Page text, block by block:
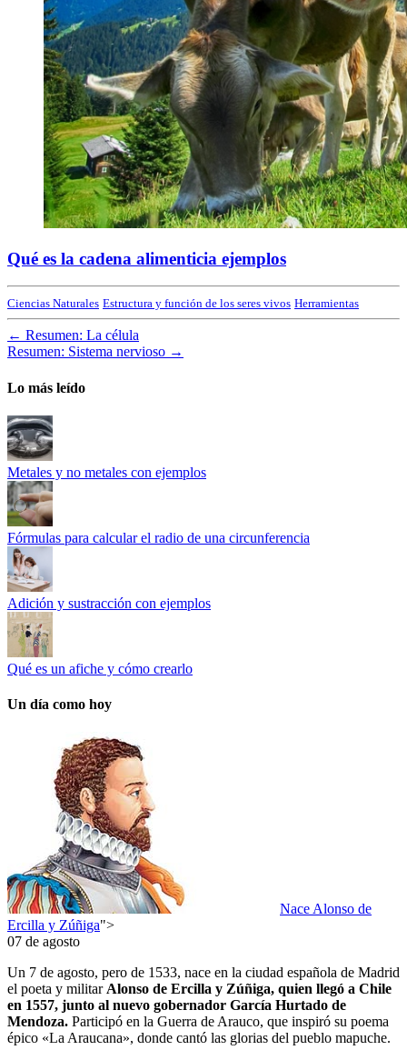
Qué es la cadena alimenticia ejemplos
Ciencias Naturales Estructura y función de los seres vivos Herramientas
← Resumen: La célula
Resumen: Sistema nervioso →
Lo más leído
Metales y no metales con ejemplos
Fórmulas para calcular el radio de una circunferencia
Adición y sustracción con ejemplos
Qué es un afiche y cómo crearlo
Un día como hoy
Nace Alonso de
Ercilla y Zúñiga">
07 de agosto
Un 7 de agosto, pero de 1533, nace en la ciudad española de Madrid
el poeta y militar Alonso de Ercilla y Zúñiga, quien llegó a Chile
en 1557, junto al nuevo gobernador García Hurtado de
Mendoza. Participó en la Guerra de Arauco, que inspiró su poema
épico «La Araucana», donde cantó las glorias del pueblo mapuche.